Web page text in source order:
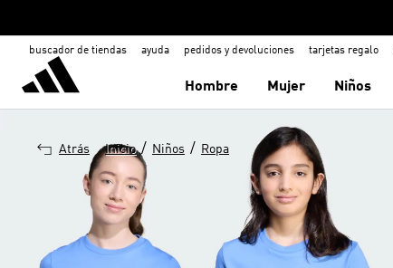
buscador de tiendas ayuda pedidos y devoluciones tarjetas regalo
Hombre Mujer Niños
Atrás Inicio / Niños / Ropa